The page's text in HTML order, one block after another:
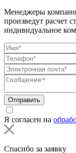
Менеджеры
произведут расчет
индивидуальное
Отправить
Я согласен на
Спасибо за заявку